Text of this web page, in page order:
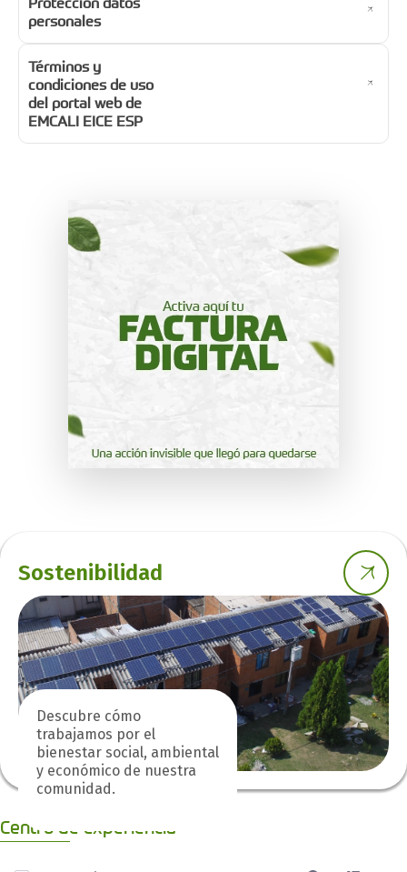
personales
Términos y
condiciones de uso
del portal web de
EMCALI EICE ESP
Sostenibilidad
Descubre cómo
trabajamos por el
bienestar social, ambiental
y económico de nuestra
comunidad.
Centro de experiencia